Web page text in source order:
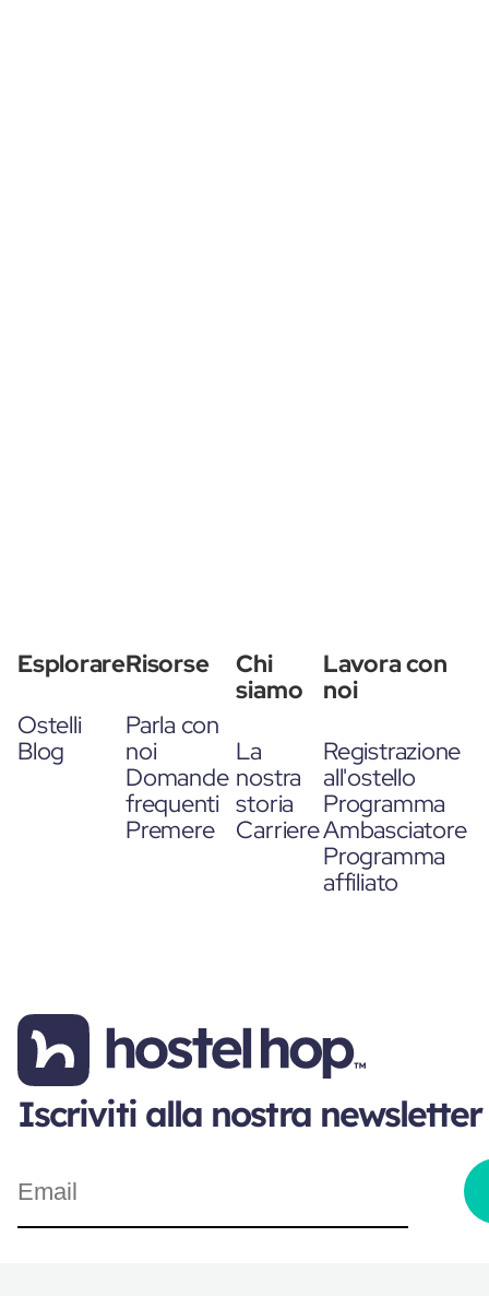
Esplorare
Ostelli
Blog
Risorse
Parla con
noi
Domande
frequenti
Premere
Chi
siamo
La
nostra
storia
Carriere
Lavora con
noi
Registrazione
all'ostello
Programma
Ambasciatore
Programma
affiliato
Iscriviti alla nostra newsletter